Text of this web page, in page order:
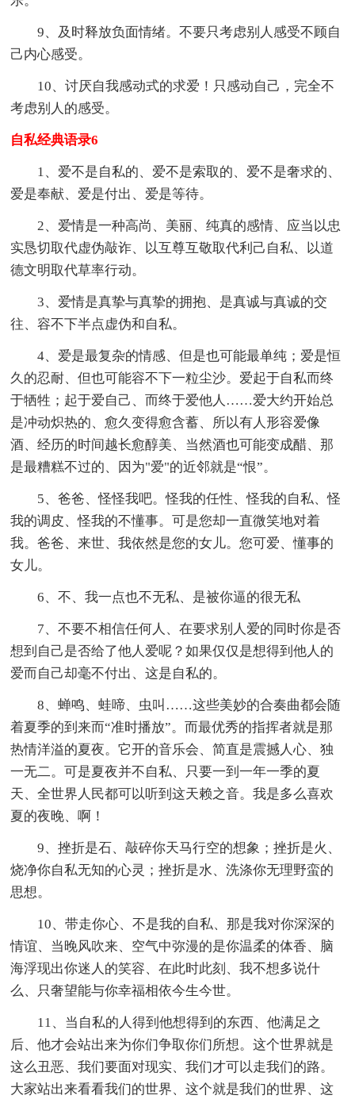
9、及时释放负面情绪。不要只考虑别人感受不顾自
己内心感受。
10、讨厌自我感动式的求爱！只感动自己，完全不
考虑别人的感受。
自私经典语录6
1、爱不是自私的、爱不是索取的、爱不是奢求的、
爱是奉献、爱是付出、爱是等待。
2、爱情是一种高尚、美丽、纯真的感情、应当以忠
实恳切取代虚伪敲诈、以互尊互敬取代利己自私、以道
德文明取代草率行动。
3、爱情是真挚与真挚的拥抱、是真诚与真诚的交
往、容不下半点虚伪和自私。
4、爱是最复杂的情感、但是也可能最单纯；爱是恒
久的忍耐、但也可能容不下一粒尘沙。爱起于自私而终
于牺牲；起于爱自己、而终于爱他人……爱大约开始总
是冲动炽热的、愈久变得愈含蓄、所以有人形容爱像
酒、经历的时间越长愈醇美、当然酒也可能变成醋、那
是最糟糕不过的、因为"爱"的近邻就是“恨”。
5、爸爸、怪怪我吧。怪我的任性、怪我的自私、怪
我的调皮、怪我的不懂事。可是您却一直微笑地对着
我。爸爸、来世、我依然是您的女儿。您可爱、懂事的
女儿。
6、不、我一点也不无私、是被你逼的很无私
7、不要不相信任何人、在要求别人爱的同时你是否
想到自己是否给了他人爱呢？如果仅仅是想得到他人的
爱而自己却毫不付出、这是自私的。
8、蝉鸣、蛙啼、虫叫……这些美妙的合奏曲都会随
着夏季的到来而“准时播放”。而最优秀的指挥者就是那
热情洋溢的夏夜。它开的音乐会、简直是震撼人心、独
一无二。可是夏夜并不自私、只要一到一年一季的夏
天、全世界人民都可以听到这天赖之音。我是多么喜欢
夏的夜晚、啊！
9、挫折是石、敲碎你天马行空的想象；挫折是火、
烧净你自私无知的心灵；挫折是水、洗涤你无理野蛮的
思想。
10、带走你心、不是我的自私、那是我对你深深的
情谊、当晚风吹来、空气中弥漫的是你温柔的体香、脑
海浮现出你迷人的笑容、在此时此刻、我不想多说什
么、只奢望能与你幸福相依今生今世。
11、当自私的人得到他想得到的东西、他满足之
后、他才会站出来为你们争取你们所想。这个世界就是
这么丑恶、我们要面对现实、我们才可以走我们的路。
大家站出来看看我们的世界、这个就是我们的世界、这